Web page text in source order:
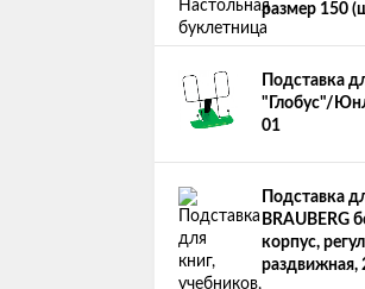
размер 150
Подставка
"Глобус"/
01
Подставка
BRAUBERG
корпус,
раздвижная,